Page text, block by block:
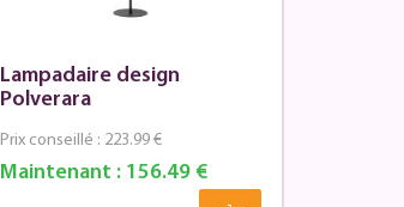
Lampadaire design
Polverara
Maintenant :156.49 €
Prix conseillé : 223.99 €